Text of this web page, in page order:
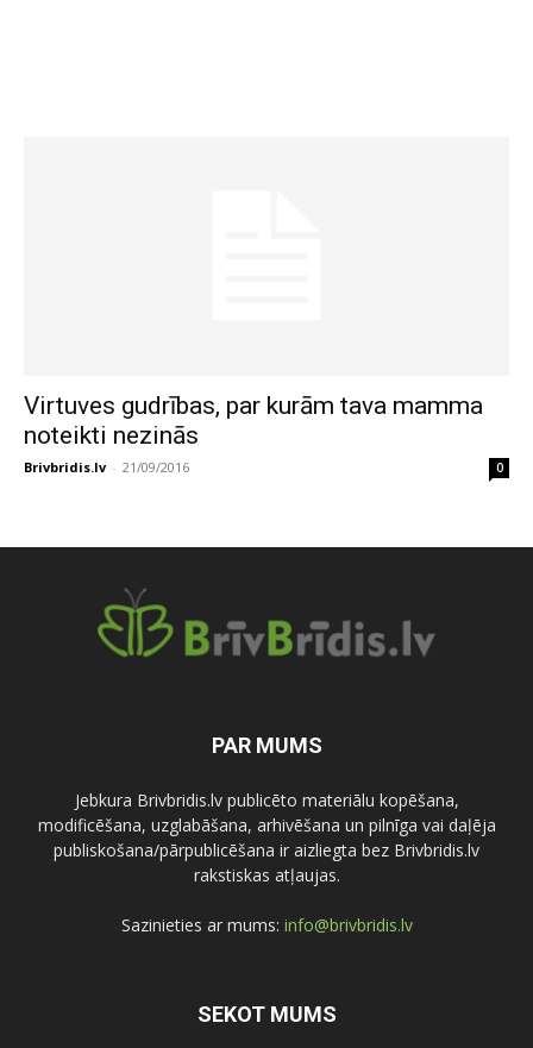
Virtuves gudrības, par kurām tava mamma
noteikti nezinās
Brivbridis.lv - 21/09/2016 0
PAR MUMS
Jebkura Brivbridis.lv publicēto materiālu kopēšana,
modificēšana, uzglabāšana, arhivēšana un pilnīga vai daļēja
publiskošana/pārpublicēšana ir aizliegta bez Brivbridis.lv
rakstiskas atļaujas.
Sazinieties ar mums: info@brivbridis.lv
SEKOT MUMS